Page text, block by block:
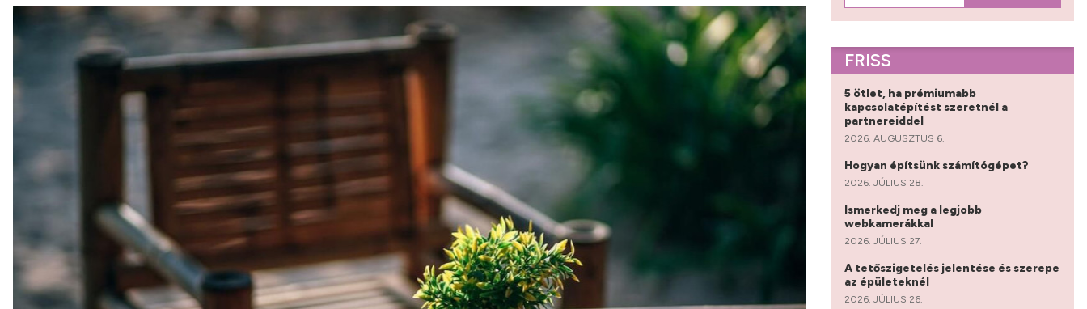
FRISS
5 ötlet, ha prémiumabb
kapcsolatépítést szeretnél a
partnereiddel
2026. AUGUSZTUS 6.
Hogyan építsünk számítógépet?
2026. JÚLIUS 28.
Ismerkedj meg a legjobb
webkamerákkal
2026. JÚLIUS 27.
A tetőszigetelés jelentése és szerepe
az épületeknél
2026. JÚLIUS 26.